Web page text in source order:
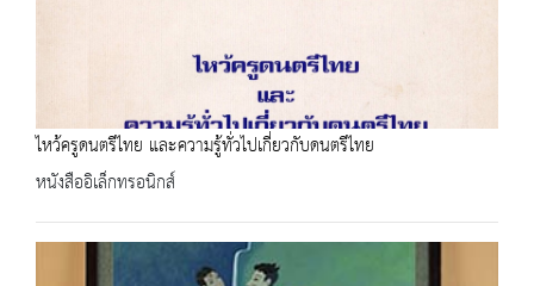
ไหว้ครูดนตรีไทย และความรู้ทั่วไปเกี่ยวกับดนตรีไทย
หนังสืออิเล็กทรอนิกส์